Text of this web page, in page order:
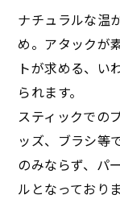
ナチュラルな温
め。アタックが
トが求める、い
られます。
スティックでの
ッズ、ブラシ等
のみならず、パ
ルとなっており